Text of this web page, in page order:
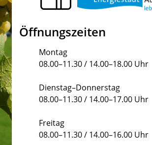
Öffnungszeiten
Montag
08.00–11.30 / 14.00–18.00 Uhr
Dienstag–Donnerstag
08.00–11.30 / 14.00–17.00 Uhr
Freitag
08.00–11.30 / 14.00–16.00 Uhr